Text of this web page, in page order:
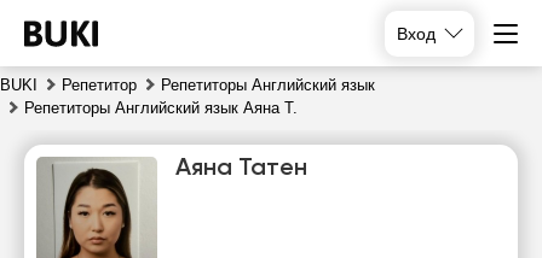
Вход
BUKI Репетитор
Репетиторы Английский язык
Репетиторы Английский язык Аяна Т.
Аяна Татен